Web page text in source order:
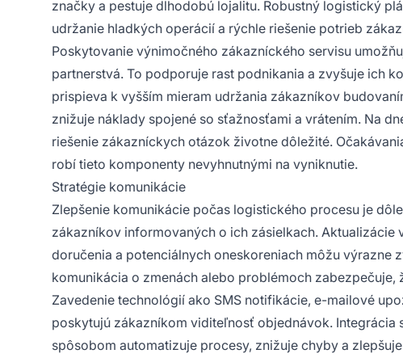
značky a pestuje dlhodobú lojalitu. Robustný logistický
udržanie hladkých operácií a rýchle riešenie potrieb
Poskytovanie výnimočného zákazníckého servisu
partnerstvá. To podporuje rast podnikania a zvyšuje ich
prispieva k vyšším mieram udržania zákazníkov
znižuje náklady spojené so sťažnosťami a vrátením. Na
riešenie zákazníckych otázok životne dôležité.
robí tieto komponenty nevyhnutnými na vyniknutie.
Stratégie komunikácie
Zlepšenie komunikácie počas logistického procesu je
zákazníkov informovaných o ich zásielkach. Aktualizácie
doručenia a potenciálnych oneskoreniach môžu výrazne
komunikácia o zmenách alebo problémoch
Zavedenie technológií ako SMS notifikácie, e-mailové
poskytujú zákazníkom viditeľnosť objednávok.
spôsobom automatizuje procesy, znižuje chyby a